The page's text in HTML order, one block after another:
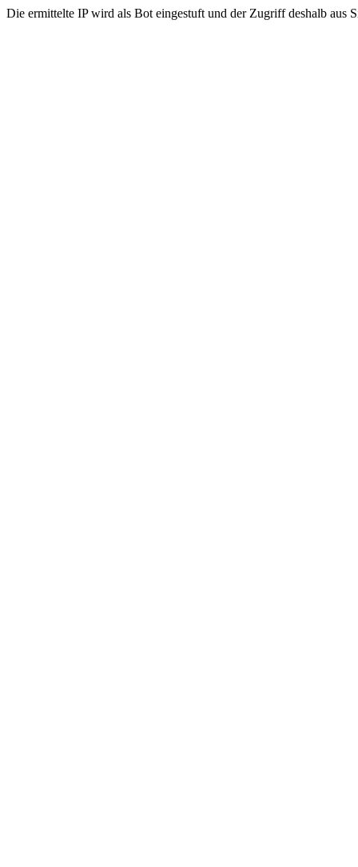
Die ermittelte IP wird als Bot eingestuft und der Zugriff deshalb aus